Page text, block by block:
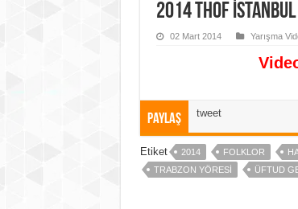
2014 THOF
02 Mart 2014 Yarışma
Paylaş tweet
Etiket 2014 FOLKLOR
TRABZON YÖRESI
ÜFTUD